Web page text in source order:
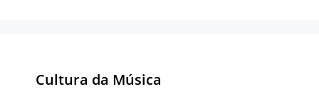
Cultura da Música